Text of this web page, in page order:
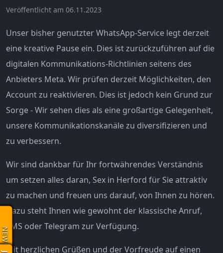
Veröffentlicht am 06.11.2023
Unser bisher genutzter WhatsApp-Service legt derzeit
eine kreative Pause ein. Dies ist zurückzuführen auf die
digitalen Kommunikations-Richtlinien seitens des
Anbieters Meta. Wir prüfen derzeit Möglichkeiten, den
Account zu reaktivieren. Dies ist jedoch kein Grund zur
Sorge - Wir sehen dies als eine großartige Gelegenheit,
unsere Kommunikationskanäle zu diversifizieren und
zu verbessern.
Wir sind dankbar für Ihr fortwährendes Verständnis
um setzen alles daran, Sex in Herford für Sie attraktiv
zu machen und freuen uns darauf, von Ihnen zu hören.
Dazu steht Ihnen wie gewohnt der klassische Anruf,
SMS oder Telegram zur Verfügung.
Mit herzlichen Grüßen und der Vorfreude auf einen
NEWS